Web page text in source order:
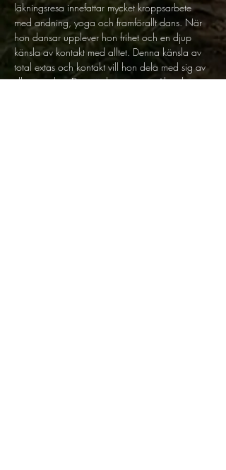
läkningsresa innefattar mycket kroppsarbete
med andning, yoga och framförallt dans. När
hon dansar upplever hon frihet och en djup
känsla av kontakt med alltet. Denna känsla av
total extas och kontakt vill hon dela med sig av
till människor. Dans är kroppens språk och